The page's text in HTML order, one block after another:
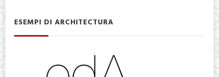
ESEMPI DI ARCHITECTURA